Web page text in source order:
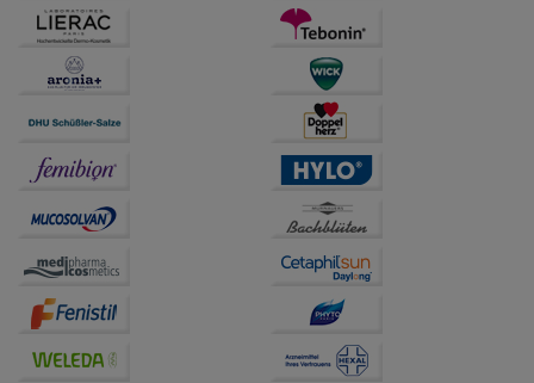
Statistik & Tracking:
Hierüber lassen sich
Informationen über die Art und Weise der Nutzung
unserer Website sammeln, mit deren Hilfe wir unsere
Website weiter für Sie optimieren können, den Inhalt
auf unserer Website aber auch die Werbung auf
Drittseiten möglichst relevant für Sie zu gestalten.
Bitte beachten Sie, dass Daten hierfür teilweise an
Dritte wie z.B. Google oder soziale Medien
übertragen werden.